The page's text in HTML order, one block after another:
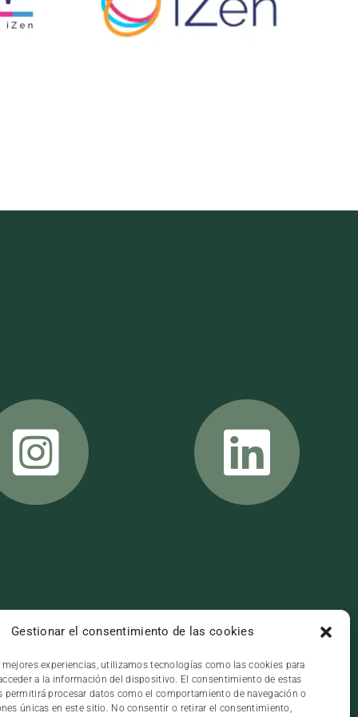
Gestionar el consentimiento de las cookies
mejores experiencias, utilizamos tecnologías como las cookies para
a la información del dispositivo. El consentimiento de estas
permitirá procesar datos como el comportamiento de navegación o
únicas en este sitio. No consentir o retirar el consentimiento,
SOCIALES